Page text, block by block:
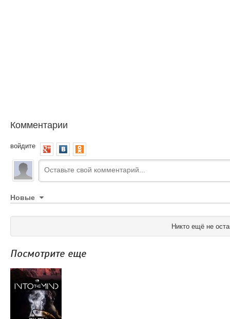
Комментарии
войдите
Новые
Никто ещё не
Посмотрите еще